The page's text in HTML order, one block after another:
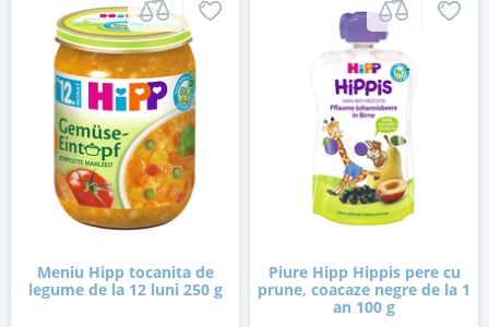
Meniu Hipp tocanita de
legume de la 12 luni 250 g
Piure Hipp Hippis pere cu
prune, coacaze negre de la 1
an 100 g